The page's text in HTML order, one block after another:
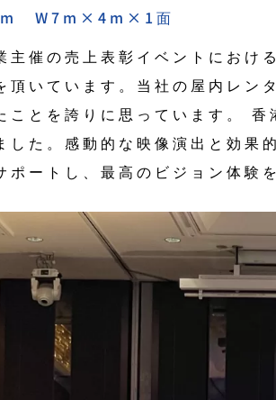
W7m×4m×1面
主催の売上表彰イベントにおけ
頂いています。当社の屋内レ
ことを誇りに思っています。
した。感動的な映像演出と効果
ポートし、最高のビジョン体験